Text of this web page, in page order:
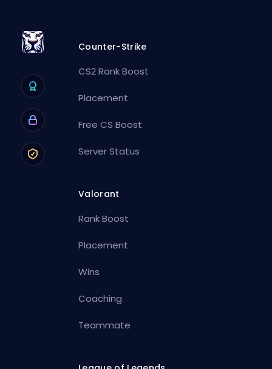
Counter-Strike
CS2 Rank Boost
Placement
Free CS Boost
Server Status
Valorant
Rank Boost
Placement
Wins
Coaching
Teammate